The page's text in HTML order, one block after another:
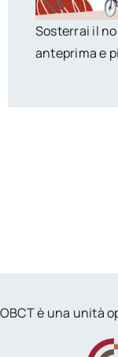
Sosterrai il
anteprima e
OBCT è una unità